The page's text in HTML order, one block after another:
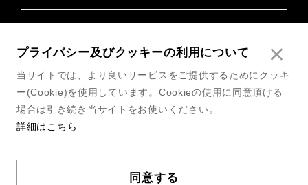
Follow us
利用規約
プライバシー及びクッキーの利用について
当サイトでは、より良いサービスをご提供するためにクッキ
ー(Cookie)を使用しています。Cookieの使用に同意頂ける
場合は引き続き当サイトをお使いください。
詳細はこちら
同意する